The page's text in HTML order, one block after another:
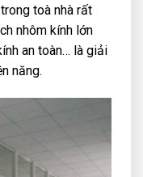
toà nhà rất
nhôm kính lớn
an toàn… là giải
năng.